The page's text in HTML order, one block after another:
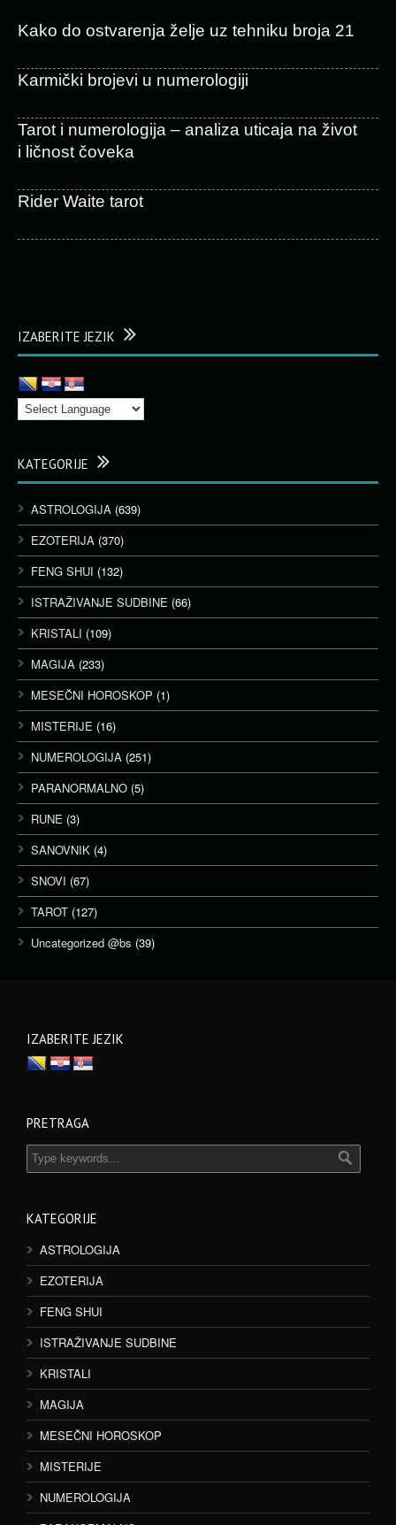
Kako do ostvarenja želje uz tehniku broja 21
Karmički brojevi u numerologiji
Tarot i numerologija – analiza uticaja na život
i ličnost čoveka
Rider Waite tarot
IZABERITE JEZIK
KATEGORIJE
ASTROLOGIJA (639)
EZOTERIJA (370)
FENG SHUI (132)
ISTRAŽIVANJE SUDBINE (66)
KRISTALI (109)
MAGIJA (233)
MESEČNI HOROSKOP (1)
MISTERIJE (16)
NUMEROLOGIJA (251)
PARANORMALNO (5)
RUNE (3)
SANOVNIK (4)
SNOVI (67)
TAROT (127)
Uncategorized @bs (39)
IZABERITE JEZIK
PRETRAGA
KATEGORIJE
ASTROLOGIJA
EZOTERIJA
FENG SHUI
ISTRAŽIVANJE SUDBINE
KRISTALI
MAGIJA
MESEČNI HOROSKOP
MISTERIJE
NUMEROLOGIJA